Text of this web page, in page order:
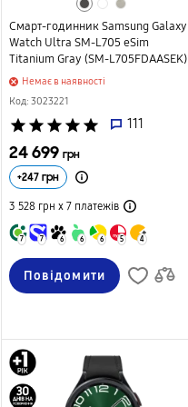
Смарт-годинник Samsung Galaxy
Watch Ultra SM-L705 eSim
Titanium Gray (SM-L705FDAASEK)
Немає в наявності
Код: 3023221
star star star star star 111
24 699 грн
+247 грн
3 528 грн х 7 платежів
7 7 6 6 6 5 4
Повідомити